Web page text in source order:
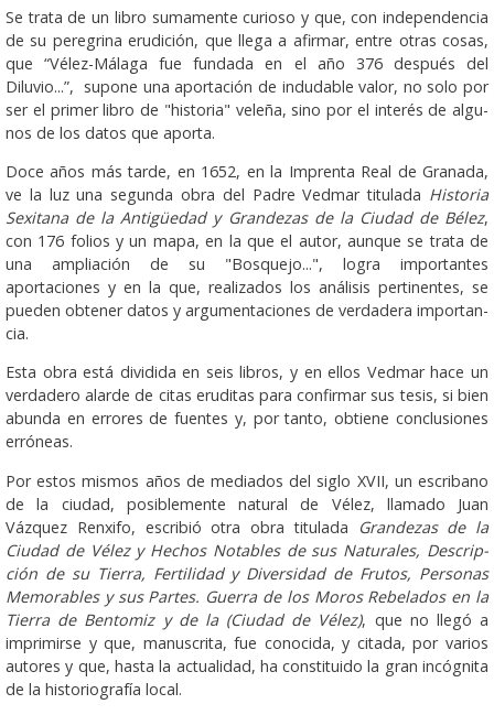
Se trata de un libro suma­mente curioso y que, con independencia
de su peregrina erudición, que llega a afirmar, entre otras cosas,
que “Vélez-Málaga fue fundada en el año 376 después del
Diluvio...”, supone una aportación de indudable valor, no solo por
ser el primer libro de "historia" veleña, sino por el interés de algu­
nos de los datos que aporta.
Doce años más tarde, en 1652, en la Imprenta Real de Granada,
ve la luz una segunda obra del Padre Vedmar titulada Historia
Sexitana de la Antigüedad y Grandezas de la Ciudad de Bélez,
con 176 folios y un mapa, en la que el autor, aunque se trata de
una amplia­ción de su "Bosque­jo...", logra importantes
aportaciones y en la que, realizados los análi­sis pertinentes, se
pueden obtener datos y argumen­taciones de verdadera importan­
cia.
Esta obra está dividida en seis libros, y en ellos Vedmar hace un
verdade­ro alarde de citas eruditas para confir­mar sus tesis, si bien
abunda en errores de fuentes y, por tanto, obtiene conclusio­nes
erróneas.
Por estos mismos años de mediados del siglo XVII, un escriba­no
de la ciudad, posiblemente natural de Vélez, llamado Juan
Vázquez Renxifo, escribió otra obra titulada
Grandezas de la
Ciudad de Vélez y Hechos Notables de sus Naturales, Descrip­
ción de su Tierra, Fertilidad y Diversidad de Frutos, Personas
Memora­bles y sus Partes. Guerra de los Moros Rebelados en la
Tierra de Bentomiz y de la (Ciudad de Vélez), que no llegó a
imprimirse y que, manuscrita, fue conocida, y citada, por varios
autores y que, hasta la actualidad, ha constituido la gran in­cóg­nita
de la historiografía local.